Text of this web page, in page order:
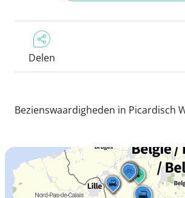
Delen
Bezienswaardigheden in Picardisch